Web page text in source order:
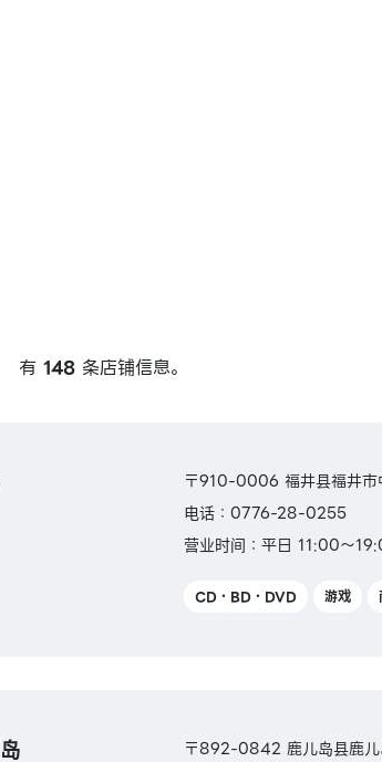
有 148 条店铺信息。
〒910-0006 福井县福井
电话：0776-28-0255
营业时间：平日 11:00～
CD・BD・DVD 游戏
〒892-0842 鹿儿岛县鹿